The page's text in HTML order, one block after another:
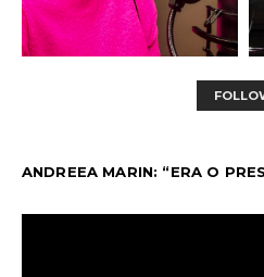
ANDREEA MARIN: “ERA O